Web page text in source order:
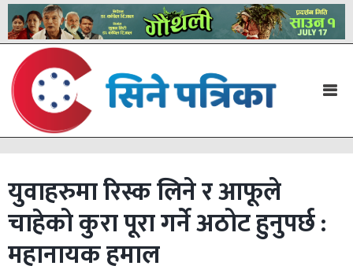
युवाहरुमा रिस्क लिने र आफूले
चाहेको कुरा पूरा गर्ने अठोट हुनुपर्छ :
महानायक हमाल